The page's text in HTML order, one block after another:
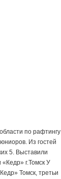
по рафтингу
Из гостей
5. Выставили
г.Томск У
Томск, третьи